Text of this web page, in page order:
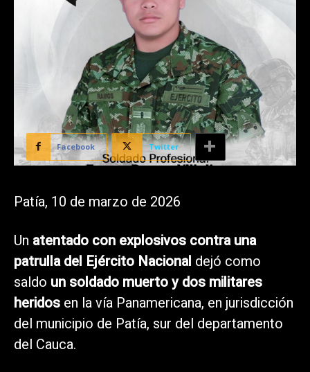
Facebook Twitter
Patía, 10 de marzo de 2026
Un atentado con explosivos contra una
patrulla del Ejército Nacional dejó como
saldo un soldado muerto y dos militares
heridos en la vía Panamericana, en jurisdicción
del municipio de Patía, sur del departamento
del Cauca.